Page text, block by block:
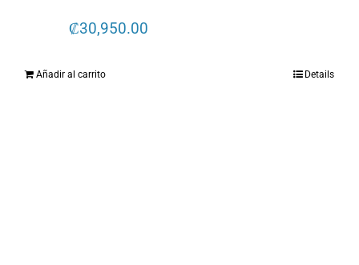
₡30,950.00
Añadir al carrito Details